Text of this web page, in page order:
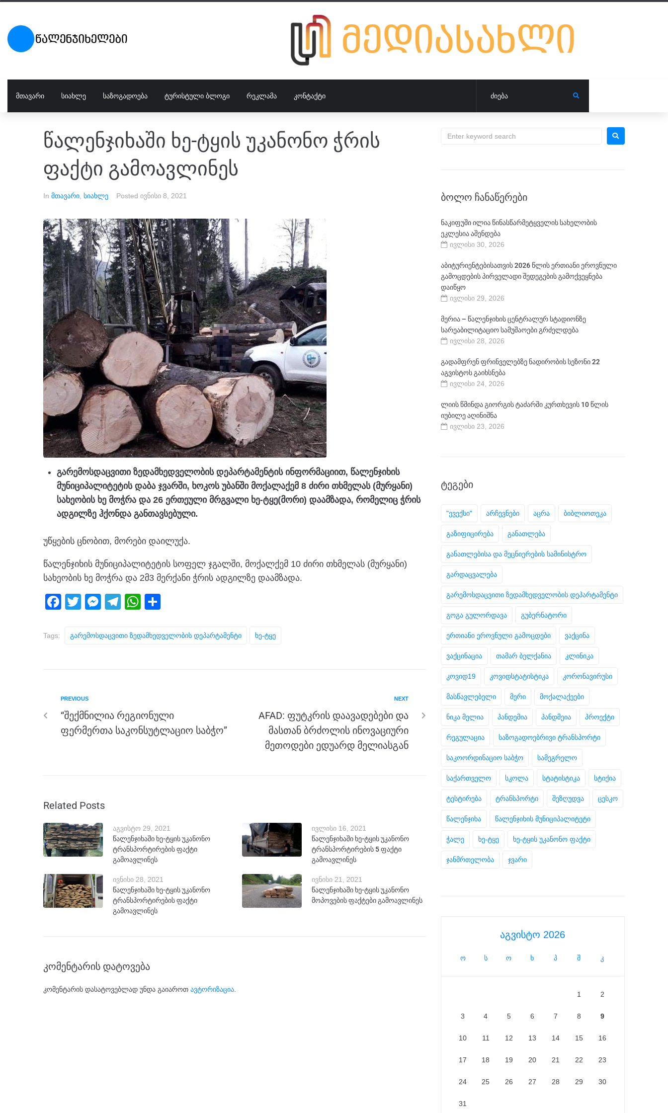
ᲛᲗᲐᲕᲐᲠᲘ ᲡᲘᲐᲮᲚᲔ ᲡᲐᲖᲝᲒᲐᲓᲝᲔᲑᲐ ᲢᲣᲠᲘᲡᲢᲣᲚᲘ ᲑᲚᲝᲒᲘ ᲠᲔᲙᲚᲐᲛᲐ ᲙᲝᲜᲢᲐᲥᲢᲘ
წალენჯიხაში ხე-ტყის უკანონო ჭრის
ფაქტი გამოავლინეს
In მთავარი სიახლე Posted ივნისი 8, 2021
გარემოსდაცვითი ზედამხედველობის დეპარტამენტის ინფორმაციით, წალენჯიხის
მუნიციპალიტეტის დაბა ჯვარში, ხოკოს უბანში მოქალაქემ 8 ძირი თხმელას (მურყანი)
სახეობის ხე მოჭრა და 26 ერთეული მრგვალი ხე-ტყე(მორი) დაამზადა, რომელიც ჭრის
ადგილზე ჰქონდა განთავსებული.
უწყების ცნობით, მორები დაილუქა.
წალენჯიხის მუნიციპალიტეტის სოფელ ჯგალში, მოქალქემ 10 ძირი თხმელას (მურყანი)
სახეობის ხე მოჭრა და 2მ3 მერქანი ჭრის ადგილზე დაამზადა.
F
o
k
T
tt
M
ss
T
e
W
at ar
Tags: Გარემოსდაცვითი Ზედამხედველობის Დეპარტამენტი Ხე-Ტყე
PREVIOUS
“შექმნილია რეგიონული
ფერმერთა საკონსუტლაციო საბჭო”
NEXT
AFAD: ფუტკრის დაავადებები და
მასთან ბრძოლის ინოვაციური
მეთოდები ედუარდ მელიასგან
Related Posts
აგვისტო 29, 2021
წალენჯიხაში ხე-ტყის უკანონო
ტრანსპორტირების ფაქტი
გამოავლინეს
ივლისი 16, 2021
წალენჯიხაში ხე-ტყის უკანონო
ტრანსპორტირების 5 ფაქტი
გამოავლინეს
ივნისი 28, 2021
წალენჯიხაში ხე-ტყის უკანონო
ტრანსპორტირების ფაქტი
გამოავლინეს
ივნისი 21, 2021
წალენჯიხაში ხე-ტყის უკანონო
მოპოვების ფაქტები გამოავლინეს
კომენტარის დატოვება
კომენტარის დასატოვებლად უნდა გაიაროთ ავტორიზაცია
ᲑᲝᲚᲝ ᲩᲐᲜᲐᲬᲔᲠᲔᲑᲘ
ნაკიფუში ილია წინასწარმეტყველის სახელობის
ეკლესია აშენდება
ივლისი 30, 2026
აბიტურიენტებისათვის 2026 წლის ერთიანი ეროვნული
გამოცდების პირველადი შედეგების გამოქვეყნება
დაიწყო
ივლისი 29, 2026
მერია – წალენჯიხის ცენტრალურ სტადიონზე
სარეაბილიტაციო სამუშაოები გრძელდება
ივლისი 28, 2026
გადამფრენ ფრინველებზე ნადირობის სეზონი 22
აგვისტოს გაიხსნება
ივლისი 24, 2026
ლიის წმინდა გიორგის ტაძარში კურთხევის 10 წლის
იუბილე აღინიშნა
ივლისი 23, 2026
ᲢᲔᲒᲔᲑᲘ
"ევექსი" არჩევნები აცრა ბიბლიოთეკა
გაზიფიცირება განათლება
განათლებისა და მეცნიერების სამინისტრო
გარდაცვალება
გარემოსდაცვითი ზედამხედველობის დეპარტამენტი
გოგა გულორდავა გუბერნატორი
ერთიანი ეროვნული გამოცდები ვაქცინა
ვაქცინაცია თამარ ბელქანია კლინიკა
კოვიდ19 კოვიდსტატისტიკა კორონავირუსი
მასწავლებელი მერი მოქალაქეები
ნიკა მელია პანდემია პანდმეია პროექტი
რეგულაცია საზოგადოებრივი ტრანსპორტი
საკოორდინაციო საბჭო სამეგრელო
საქართველო სკოლა სტატისტიკა სტიქია
ტესტირება ტრანსპორტი შეზღუდვა ცესკო
წალენჯიხა წალენჯიხის მუნიციპალიტეტი
ჭალე ხე-ტყე ხე-ტყის უკანონო ფაქტი
ჯანმრთელობა ჯვარი
აგვისტო 2026
ო ს ო ხ პ შ კ
1 2
3 4 5 6 7 8 9
10 11 12 13 14 15 16
17 18 19 20 21 22 23
24 25 26 27 28 29 30
31